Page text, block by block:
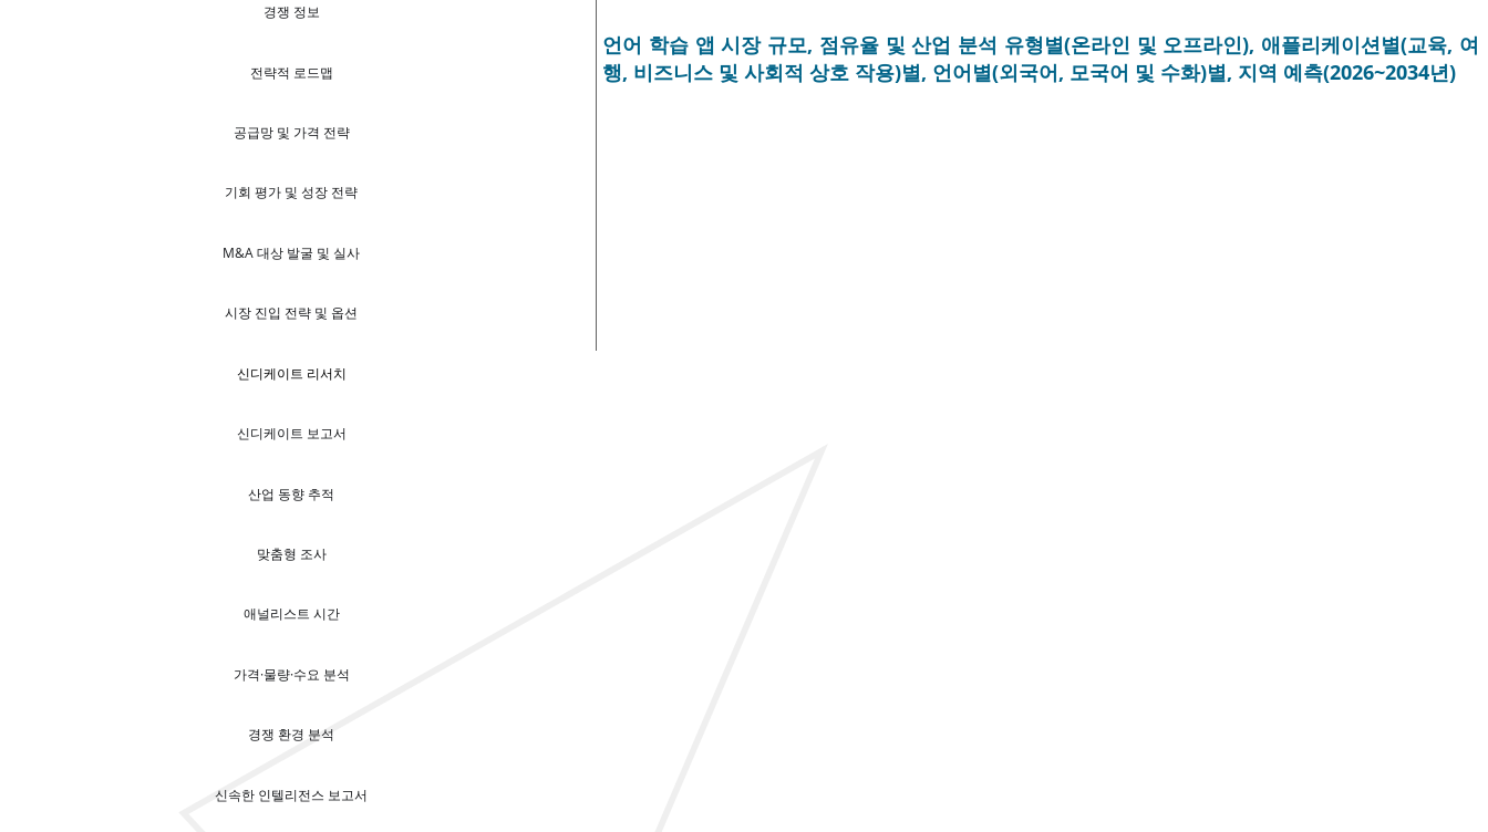
경쟁 정보
전략적 로드맵
공급망 및 가격 전략
기회 평가 및 성장 전략
M&A 대상 발굴 및 실사
시장 진입 전략 및 옵션
신디케이트 리서치
신디케이트 보고서
산업 동향 추적
맞춤형 조사
애널리스트 시간
가격·물량·수요 분석
경쟁 환경 분석
신속한 인텔리전스 보고서
언어 학습 앱 시장 규모, 점유율 및 산업 분석 유형별(온라인 및 오프라인), 애플리케이션별(교육, 여
행, 비즈니스 및 사회적 상호 작용)별, 언어별(외국어, 모국어 및 수화)별, 지역 예측(2026~2034년)